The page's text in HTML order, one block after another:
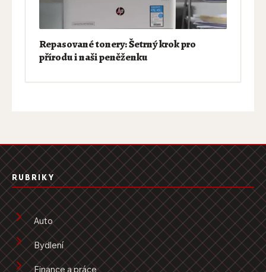
Repasované tonery: Šetrný krok pro
přírodu i naši peněženku
RUBRIKY
Auto
Bydlení
Finance a práce